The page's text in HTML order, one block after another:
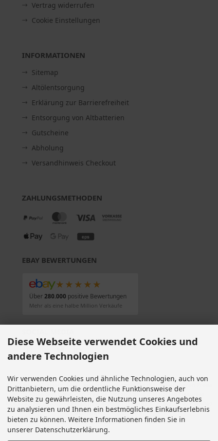
Vertrag widerrufen
Cookie Einstellungen
INFORMATIONEN
Sitemap
Altölentsorgung
Erklärung zur Barrierefreiheit
Entsorgung von Altbatterien
Gutscheine
Abholung
Versandhinweis Checkout
ZAHLUNGSMETHODEN
EBAY BEWERTUNGEN
★★★★★
Über280.000positive Bewertungen
Mehr als eine halbe Million Verkäufe
Alle Preise inkl. gesetzl. MwSt. zzgl. Versandkosten . Die durchgestrichenen Preise
entsprechen dem bisherigen Preis bei Motorradteile & Motorrad Ersatzteile.
Motorradteile & Motorrad Ersatzteile © 2026 | Template © 2009-2026 by modified
eCommerce Shopsoftware
modified eCommerce Shopsoftware © 2009-2026
Diese Webseite verwendet Cookies und
andere Technologien
Wir verwenden Cookies und ähnliche Technologien, auch von
Drittanbietern, um die ordentliche Funktionsweise der
Website zu gewährleisten, die Nutzung unseres Angebotes
zu analysieren und Ihnen ein bestmögliches Einkaufserlebnis
bieten zu können. Weitere Informationen finden Sie in
unserer Datenschutzerklärung.